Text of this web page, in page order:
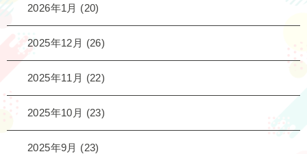
2026年1月 (20)
2025年12月 (26)
2025年11月 (22)
2025年10月 (23)
2025年9月 (23)